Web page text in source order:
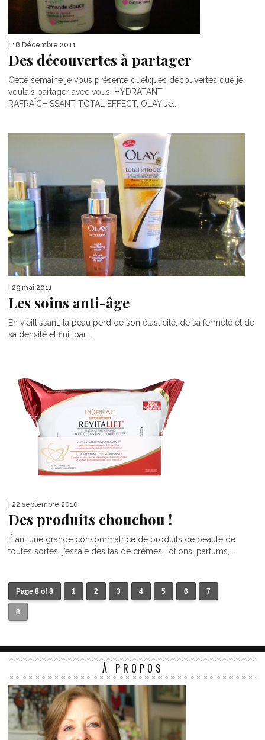
| 18 Décembre 2011
Des découvertes à partager
Cette semaine je vous présente quelques découvertes que je
voulais partager avec vous. HYDRATANT
RAFRAÎCHISSANT TOTAL EFFECT, OLAY Je...
| 29 mai 2011
Les soins anti-âge
En vieillissant, la peau perd de son élasticité, de sa fermeté et de
sa densité et finit par...
| 22 septembre 2010
Des produits chouchou !
Étant une grande consommatrice de produits de beauté de
toutes sortes, j’essaie des tas de crèmes, lotions, parfums,...
Page 8 of 8 1 2 3 4 5 6 7
8
À PROPOS